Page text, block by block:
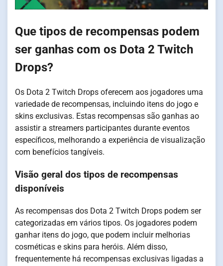
Que tipos de recompensas podem
ser ganhas com os Dota 2 Twitch
Drops?
Os Dota 2 Twitch Drops oferecem aos jogadores uma
variedade de recompensas, incluindo itens do jogo e
skins exclusivas. Estas recompensas são ganhas ao
assistir a streamers participantes durante eventos
específicos, melhorando a experiência de visualização
com benefícios tangíveis.
Visão geral dos tipos de recompensas
disponíveis
As recompensas dos Dota 2 Twitch Drops podem ser
categorizadas em vários tipos. Os jogadores podem
ganhar itens do jogo, que podem incluir melhorias
cosméticas e skins para heróis. Além disso,
frequentemente há recompensas exclusivas ligadas a